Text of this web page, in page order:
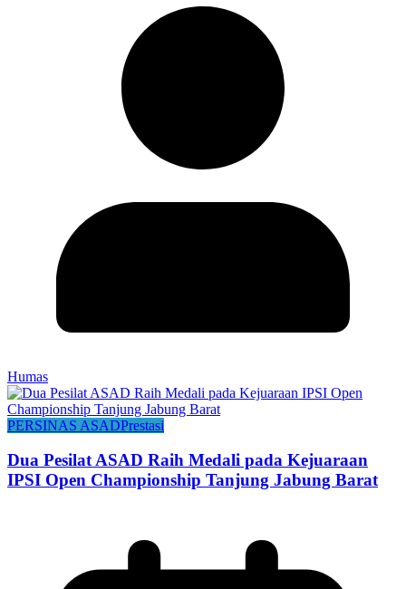
Humas
PERSINAS ASADPrestasi
Dua Pesilat ASAD Raih Medali pada Kejuaraan
IPSI Open Championship Tanjung Jabung Barat